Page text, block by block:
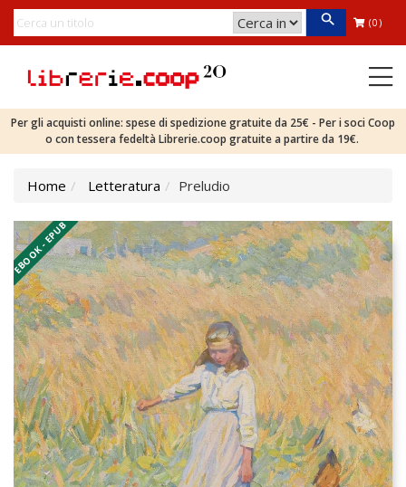
(0)
Per gli acquisti online: spese di spedizione gratuite da 25€ - Per i soci Coop
o con tessera fedeltà Librerie.coop gratuite a partire da 19€.
Home Letteratura Preludio
EBOOK - EPUB